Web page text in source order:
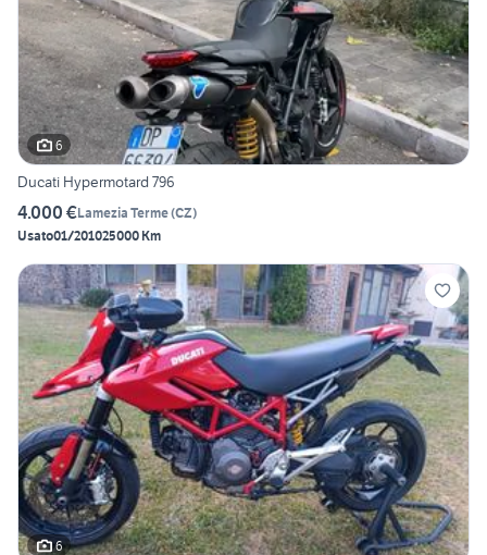
6
Ducati Hypermotard 796
4.000 €Lamezia Terme(CZ)
Usato01/201025000 Km
6